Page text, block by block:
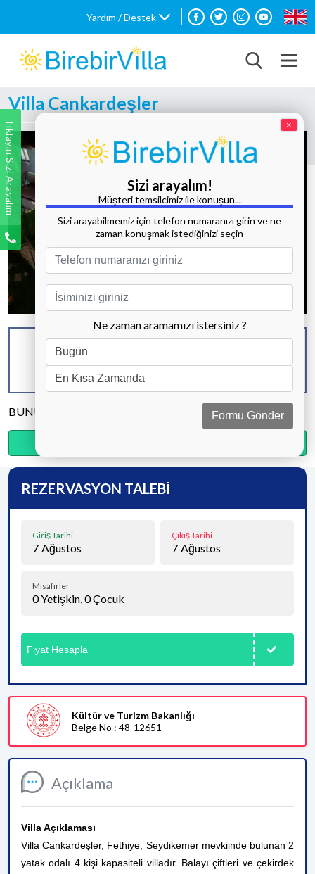
Yardım / Destek
Villa Cankardeşler
Tüm Fotoğrafları Göster
KAPASİTE
4 KİŞİ
BANYO & WC
1 ADET
YATAK ODASI
BUNU PAYLAŞ
Açıklama
Villa Açıklaması
Villa Cankardeşler, Fethiye, Seydikemer mevkiinde bulunan 2
yatak odalı 4 kişi kapasiteli villadır. Balayı çiftleri ve çekirdek
REZERVASYON TALEBİ
Giriş Tarihi
7 Ağustos
Çıkış Tarihi
7 Ağustos
Misafirler
0Yetişkin,0Çocuk
Fiyat Hesapla
Kültür ve Turizm Bakanlığı
Belge No : 48-12651
Tıklayın Sizi Arayalım ×
Sizi arayalım!
Müşteri temsilcimiz ile konuşun...
Sizi arayabilmemiz için telefon numaranızı girin ve ne
zaman konuşmak istediğinizi seçin
Ne zaman aramamızı istersiniz ?
Formu Gönder